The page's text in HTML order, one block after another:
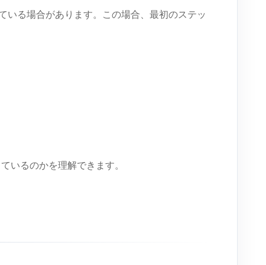
いる場合があります。この場合、最初のステッ
いるのかを理解できます。